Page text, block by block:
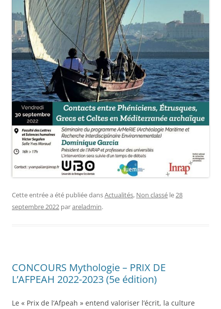
Cette entrée a été publiée dansActualités, Non classé le28
septembre 2022 parareladmin.
CONCOURS Mythologie – PRIX DE
L’AFPEAH 2022-2023 (5e édition)
Le « Prix de l’Afpeah » entend valoriser l’écrit, la culture